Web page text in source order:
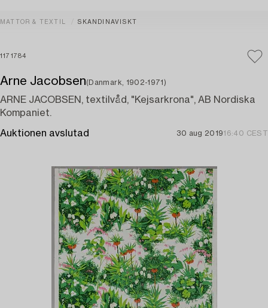
MATTOR & TEXTIL SKANDINAVISKT
1171784
Arne Jacobsen(Danmark, 1902-1971)
ARNE JACOBSEN, textilvåd, "Kejsarkrona", AB Nordiska
Kompaniet.
Auktionen avslutad 30 aug 201916:40 CEST